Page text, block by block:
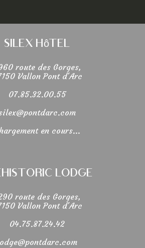
Silex Hôtel
route des Gorges,
Vallon Pont d'Arc
07.85.32.00.55
en cours...
Lodge
route des Gorges,
Vallon Pont d'Arc
04.75.87.24.42